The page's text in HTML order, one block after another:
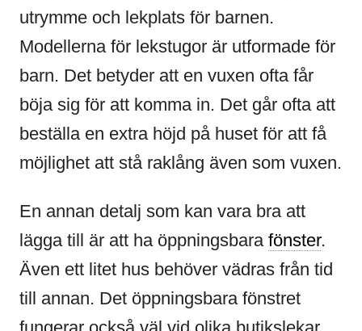
utrymme och lekplats för barnen.
Modellerna för lekstugor är utformade för
barn. Det betyder att en vuxen ofta får
böja sig för att komma in. Det går ofta att
beställa en extra höjd på huset för att få
möjlighet att stå raklång även som vuxen.
En annan detalj som kan vara bra att
lägga till är att ha öppningsbara fönster.
Även ett litet hus behöver vädras från tid
till annan. Det öppningsbara fönstret